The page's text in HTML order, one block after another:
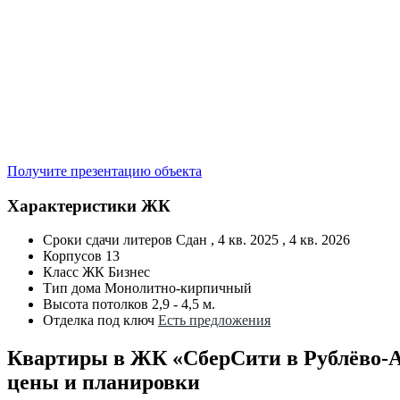
Получите презентацию объекта
Характеристики ЖК
Сроки сдачи литеров Сдан , 4 кв. 2025 , 4 кв. 2026
Корпусов 13
Класс ЖК Бизнес
Тип дома Монолитно-кирпичный
Высота потолков 2,9 - 4,5 м.
Отделка под ключ Есть предложения
Квартиры в ЖК «СберСити в Рублёво-
цены и планировки